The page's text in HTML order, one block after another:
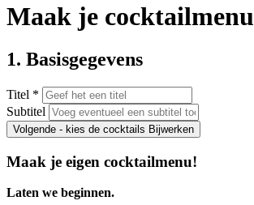
Maak je cocktailmenu
1. Basisgegevens
Titel *
Subtitel
Volgende - kies de cocktails Bijwerken
Maak je eigen cocktailmenu!
Laten we beginnen.